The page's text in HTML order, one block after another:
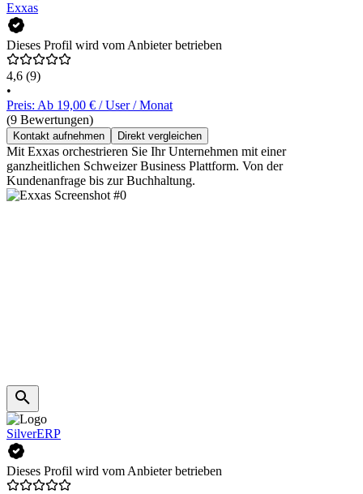
Exxas
Dieses Profil wird vom Anbieter betrieben
4,6 (9)
•
Preis: Ab 19,00 € / User / Monat
(9 Bewertungen)
Kontakt aufnehmen Direkt vergleichen
Mit Exxas orchestrieren Sie Ihr Unternehmen mit einer
ganzheitlichen Schweizer Business Plattform. Von der
Kundenanfrage bis zur Buchhaltung.
SilverERP
Dieses Profil wird vom Anbieter betrieben